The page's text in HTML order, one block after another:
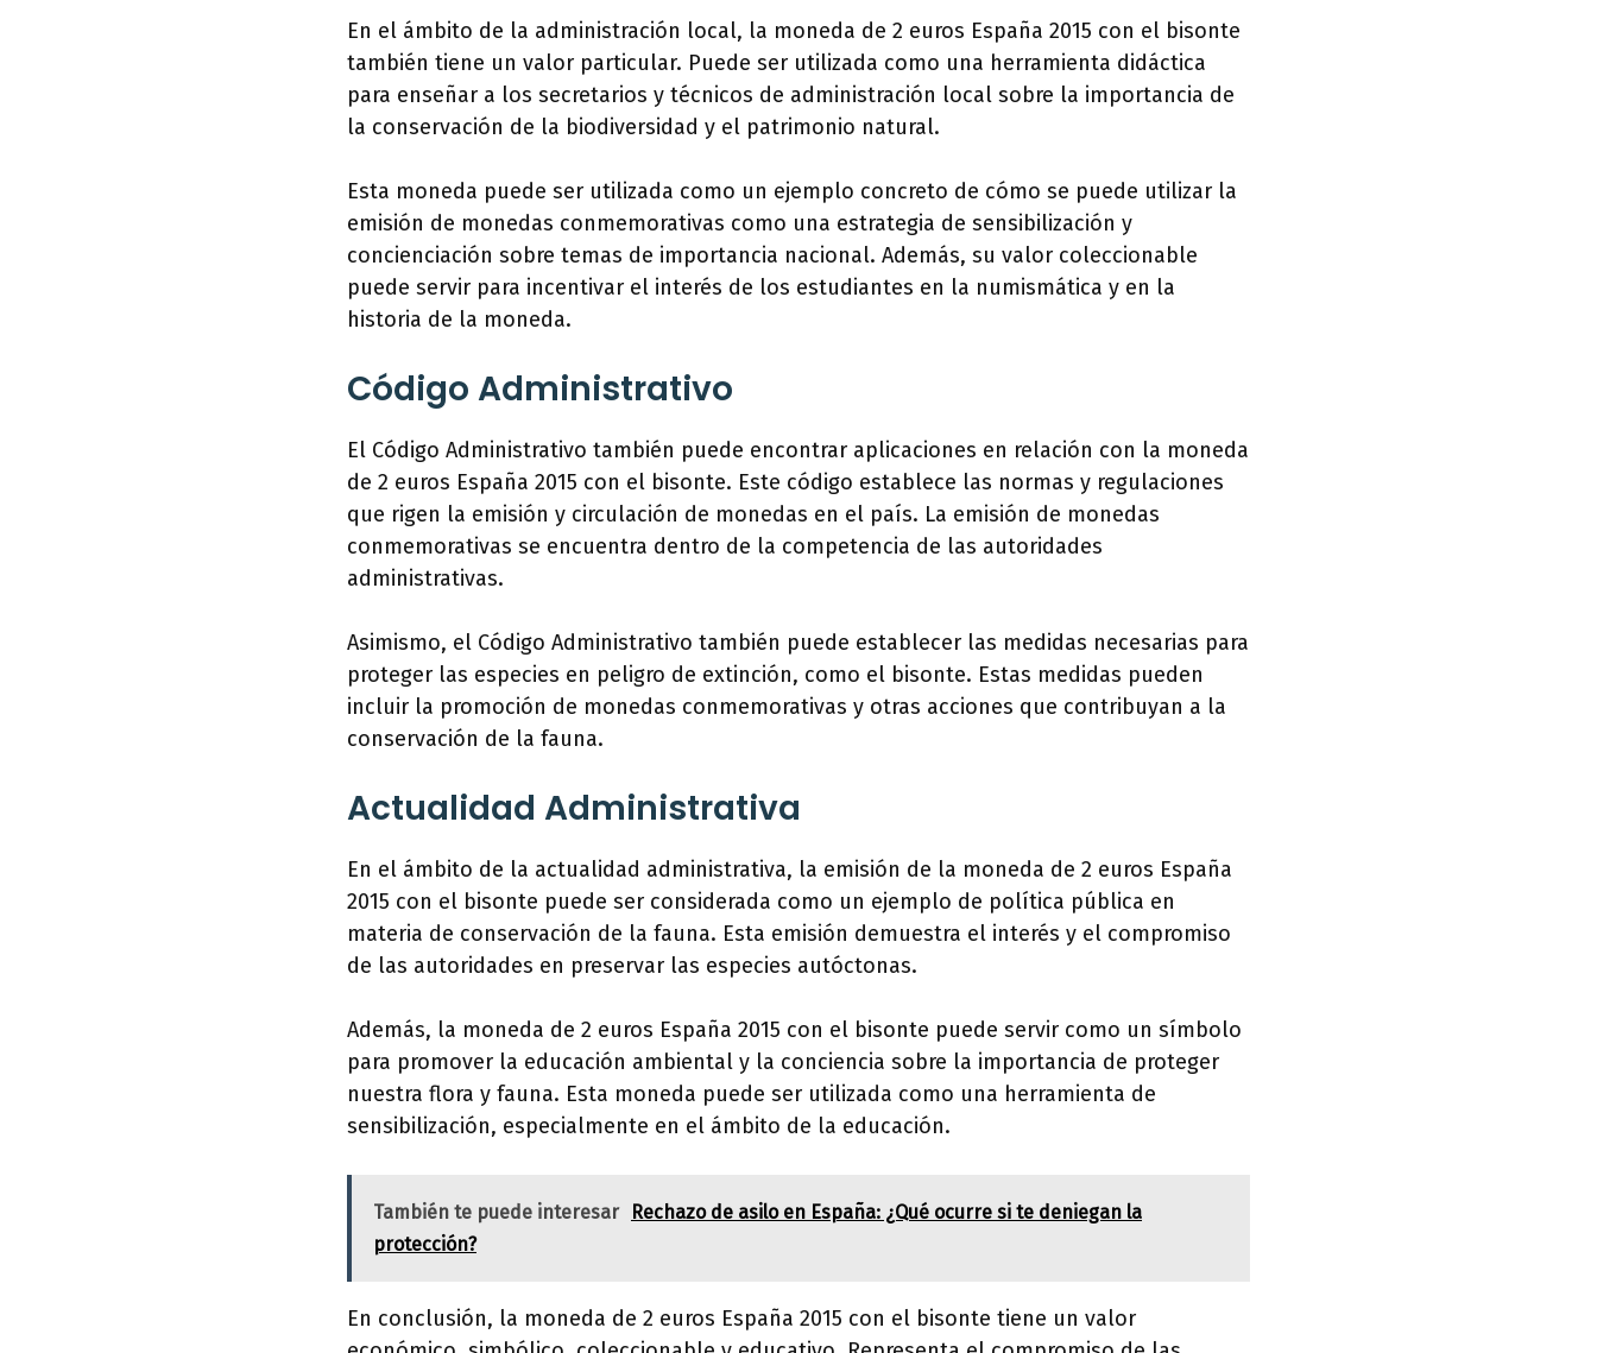
En el ámbito de la administración local, la moneda de 2 euros España 2015 con el bisonte
también tiene un valor particular. Puede ser utilizada como una herramienta didáctica
para enseñar a los secretarios y técnicos de administración local sobre la importancia de
la conservación de la biodiversidad y el patrimonio natural.
Esta moneda puede ser utilizada como un ejemplo concreto de cómo se puede utilizar la
emisión de monedas conmemorativas como una estrategia de sensibilización y
concienciación sobre temas de importancia nacional. Además, su valor coleccionable
puede servir para incentivar el interés de los estudiantes en la numismática y en la
historia de la moneda.
Código Administrativo
El Código Administrativo también puede encontrar aplicaciones en relación con la moneda
de 2 euros España 2015 con el bisonte. Este código establece las normas y regulaciones
que rigen la emisión y circulación de monedas en el país. La emisión de monedas
conmemorativas se encuentra dentro de la competencia de las autoridades
administrativas.
Asimismo, el Código Administrativo también puede establecer las medidas necesarias para
proteger las especies en peligro de extinción, como el bisonte. Estas medidas pueden
incluir la promoción de monedas conmemorativas y otras acciones que contribuyan a la
conservación de la fauna.
Actualidad Administrativa
En el ámbito de la actualidad administrativa, la emisión de la moneda de 2 euros España
2015 con el bisonte puede ser considerada como un ejemplo de política pública en
materia de conservación de la fauna. Esta emisión demuestra el interés y el compromiso
de las autoridades en preservar las especies autóctonas.
Además, la moneda de 2 euros España 2015 con el bisonte puede servir como un símbolo
para promover la educación ambiental y la conciencia sobre la importancia de proteger
nuestra flora y fauna. Esta moneda puede ser utilizada como una herramienta de
sensibilización, especialmente en el ámbito de la educación.
También te puede interesar
Rechazo de asilo en España: ¿Qué ocurre si te deniegan la
protección?
En conclusión, la moneda de 2 euros España 2015 con el bisonte tiene un valor